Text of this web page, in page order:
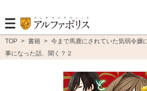
TOP > 書籍 > 今まで馬鹿にされていた気弱令嬢
事になった話、聞く？２